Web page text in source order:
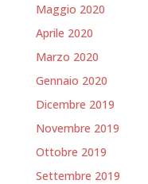
Maggio 2020
Aprile 2020
Marzo 2020
Gennaio 2020
Dicembre 2019
Novembre 2019
Ottobre 2019
Settembre 2019